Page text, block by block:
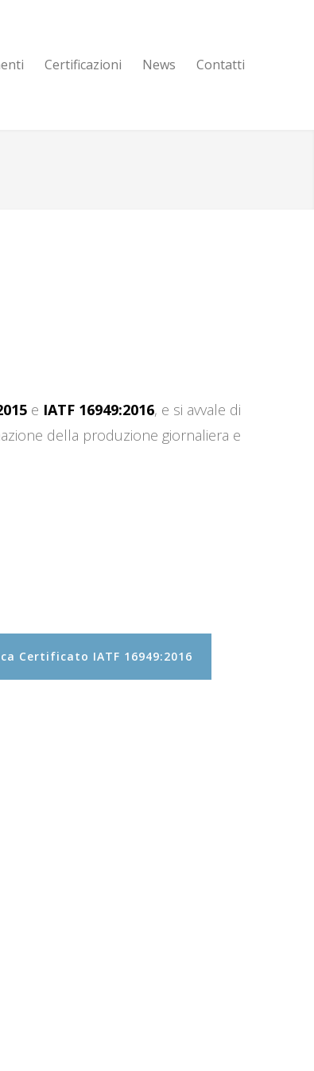
Certificazioni News Contatti
e IATF 16949:2016, e si avvale di
della produzione giornaliera e
Certificato IATF 16949:2016